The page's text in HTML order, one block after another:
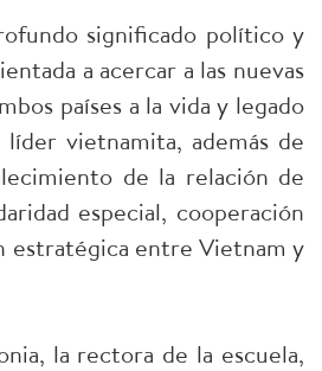
significado político y
a acercar a las nuevas
países a la vida y legado
vietnamita, además de
de la relación de
especial, cooperación
estratégica entre Vietnam y
la rectora de la escuela,